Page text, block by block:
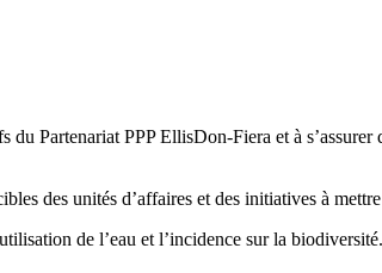
Partenariat PPP EllisDon-Fiera et à
des unités d’affaires et des initiatives à
de l’eau et l’incidence sur la biodiversité.